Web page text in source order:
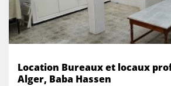
Location Bureaux et locaux
Alger, Baba Hassen